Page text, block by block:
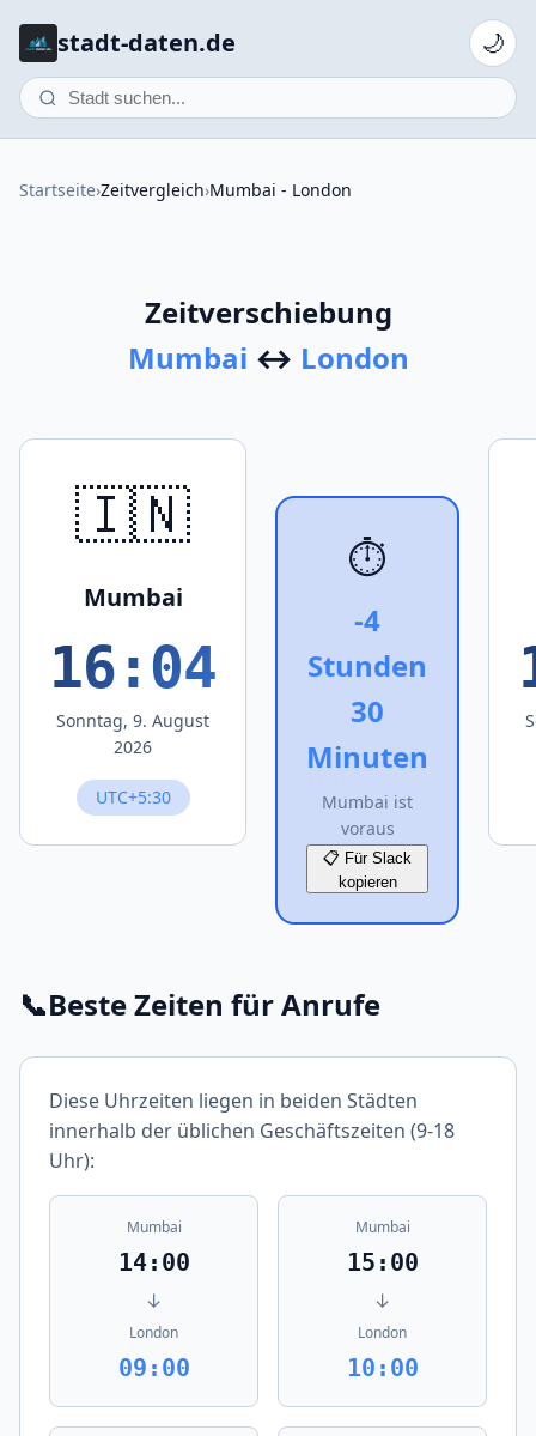
stadt-daten.de 🌙
Startseite›Zeitvergleich›Mumbai - London
Zeitverschiebung
Mumbai ↔ London
🇮🇳
Mumbai
16:04
Sonntag, 9. August
2026
UTC+5:30
⏱️
-4
Stunden
30
Minuten
Mumbai ist
voraus
📋 Für Slack
kopieren
📞Beste Zeiten für Anrufe
Diese Uhrzeiten liegen in beiden Städten
innerhalb der üblichen Geschäftszeiten (9-18
Uhr):
Mumbai
14:00
↓
London
09:00
Mumbai
15:00
↓
London
10:00